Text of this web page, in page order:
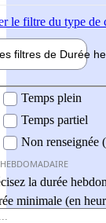
le filtre du type de
filtres de Durée
Temps plein
Temps partiel
Non renseignée
la durée
minimale (en